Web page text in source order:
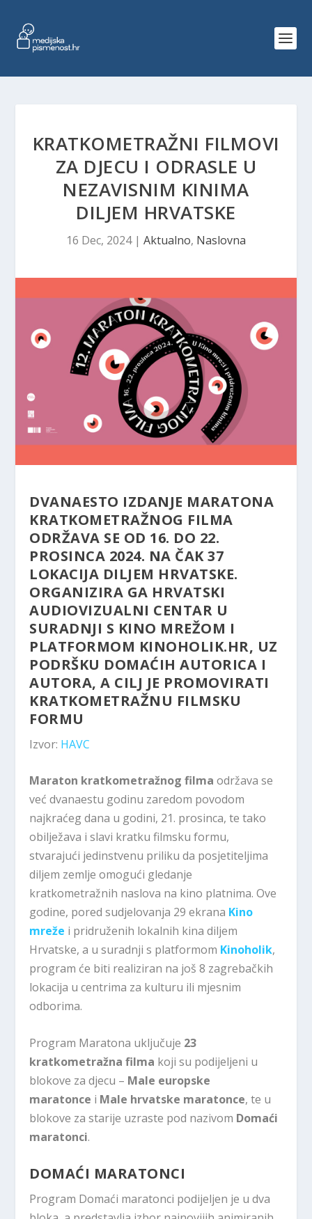
KRATKOMETRAŽNI FILMOVI
ZA DJECU I ODRASLE U
NEZAVISNIM KINIMA
DILJEM HRVATSKE
16 Dec, 2024| Aktualno, Naslovna
DVANAESTO IZDANJE MARATONA
KRATKOMETRAŽNOG FILMA
ODRŽAVA SE OD 16. DO 22.
PROSINCA 2024. NA ČAK 37
LOKACIJA DILJEM HRVATSKE.
ORGANIZIRA GA HRVATSKI
AUDIOVIZUALNI CENTAR U
SURADNJI S KINO MREŽOM I
PLATFORMOM KINOHOLIK.HR, UZ
PODRŠKU DOMAĆIH AUTORICA I
AUTORA, A CILJ JE PROMOVIRATI
KRATKOMETRAŽNU FILMSKU
FORMU
Izvor: HAVC
Maraton kratkometražnog filmaodržava se
već dvanaestu godinu zaredom povodom
najkraćeg dana u godini, 21. prosinca, te tako
obilježava i slavi kratku filmsku formu,
stvarajući jedinstvenu priliku da posjetiteljima
diljem zemlje omogući gledanje
kratkometražnih naslova na kino platnima. Ove
godine, pored sudjelovanja 29 ekrana Kino
mreže i pridruženih lokalnih kina diljem
Hrvatske, a u suradnji s platformom Kinoholik,
program će biti realiziran na još 8 zagrebačkih
lokacija u centrima za kulturu ili mjesnim
odborima.
Program Maratona uključuje 23
kratkometražna filma koji su podijeljeni u
blokove za djecu – Male europske
maratonce i Male hrvatske maratonce, te u
blokove za starije uzraste pod nazivom Domaći
maratonci.
DOMAĆI MARATONCI
Program Domaći maratonci podijeljen je u dva